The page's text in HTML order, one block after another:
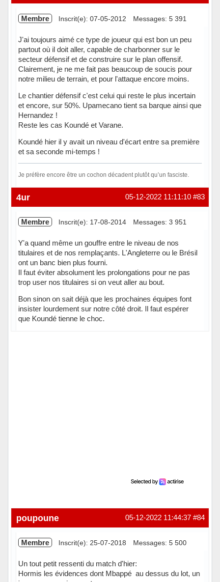
Membre Inscrit(e): 07-05-2012 Messages: 5 391
J'ai toujours aimé ce type de joueur qui est bon un peu
partout où il doit aller, capable de charbonner sur le
secteur défensif et de construire sur le plan offensif.
Clairement, je ne me fait pas beaucoup de soucis pour
notre milieu de terrain, et pour l'attaque encore moins.
Le chantier défensif c'est celui qui reste le plus incertain
et encore, sur 50%. Upamecano tient sa barque ainsi que
Hernandez !
Reste les cas Koundé et Varane.
Koundé hier il y avait un niveau d'écart entre sa première
et sa seconde mi-temps !
Je préfère encore être un cochon décadent plutôt qu’un fasciste.
Hors ligne #83
05-12-2022 11:11:10
4ur
Membre Inscrit(e): 17-08-2014 Messages: 3 951
Y'a quand même un gouffre entre le niveau de nos
titulaires et de nos remplaçants. L'Angleterre ou le Brésil
ont un banc bien plus fourni.
Il faut éviter absolument les prolongations pour ne pas
trop user nos titulaires si on veut aller au bout.
Bon sinon on sait déjà que les prochaines équipes font
insister lourdement sur notre côté droit. Il faut espérer
que Koundé tienne le choc.
#84
05-12-2022 11:44:37
poupoune
Membre Inscrit(e): 25-07-2018 Messages: 5 500
Un tout petit ressenti du match d'hier:
Hormis les évidences dont Mbappé au dessus du lot, un